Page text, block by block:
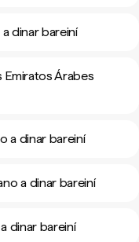
dinar bareiní
Árabes
a dinar bareiní
a dinar bareiní
dinar bareiní